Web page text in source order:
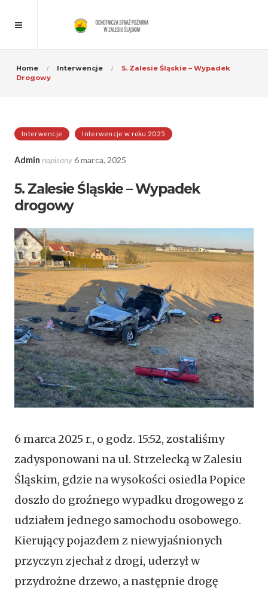
Home Interwencje
5. Zalesie Śląskie – Wypadek
Drogowy
Interwencje Interwencje w roku 2025
Admin napisany6 marca, 2025
5. Zalesie Śląskie – Wypadek
drogowy
6 marca 2025 r., o godz. 15:52, zostaliśmy
zadysponowani na ul. Strzelecką w Zalesiu
Śląskim, gdzie na wysokości osiedla Popice
doszło do groźnego wypadku drogowego z
udziałem jednego samochodu osobowego.
Kierujący pojazdem z niewyjaśnionych
przyczyn zjechał z drogi, uderzył w
przydrożne drzewo, a następnie drogę